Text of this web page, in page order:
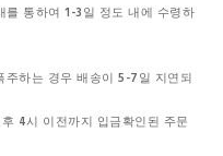
를 통하여 1-3일 정도 내에 수령하
하는 경우 배송이 5-7일 지연되
4시 이전까지 입금확인된 주문